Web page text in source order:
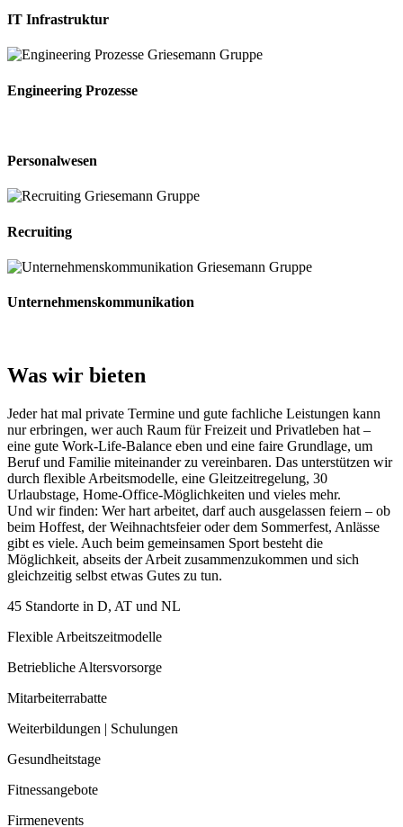
IT Infrastruktur
Engineering Prozesse
Personalwesen
Recruiting
Unternehmenskommunikation
Was wir bieten
Jeder hat mal private Termine und gute fachliche Leistungen kann
nur erbringen, wer auch Raum für Freizeit und Privatleben hat –
eine gute Work-Life-Balance eben und eine faire Grundlage, um
Beruf und Familie miteinander zu vereinbaren. Das unterstützen wir
durch flexible Arbeitsmodelle, eine Gleitzeitregelung, 30
Urlaubstage, Home-Office-Möglichkeiten und vieles mehr.
Und wir finden: Wer hart arbeitet, darf auch ausgelassen feiern – ob
beim Hoffest, der Weihnachtsfeier oder dem Sommerfest, Anlässe
gibt es viele. Auch beim gemeinsamen Sport besteht die
Möglichkeit, abseits der Arbeit zusammenzukommen und sich
gleichzeitig selbst etwas Gutes zu tun.
45 Standorte in D, AT und NL
Flexible Arbeitszeitmodelle
Betriebliche Altersvorsorge
Mitarbeiterrabatte
Weiterbildungen | Schulungen
Gesundheitstage
Fitnessangebote
Firmenevents